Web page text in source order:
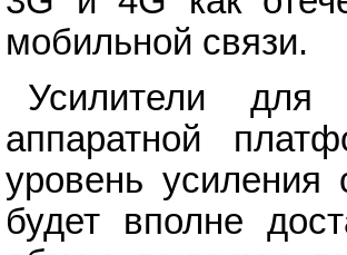
мобильной связи.
Усилители для
аппаратной
уровень
будет вполне